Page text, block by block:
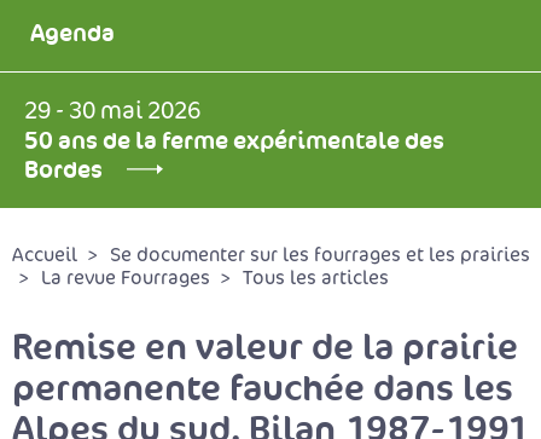
Agenda
29 - 30 mai 2026
50 ans de la ferme expérimentale des
Bordes
Accueil
Se documenter sur les fourrages et les prairies
La revue Fourrages
Tous les articles
Remise en valeur de la prairie
permanente fauchée dans les
Alpes du sud. Bilan 1987-1991